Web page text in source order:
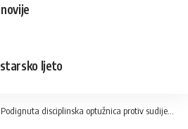
ljeto
Podignuta disciplinska optužnica protiv sudije Branka Perića